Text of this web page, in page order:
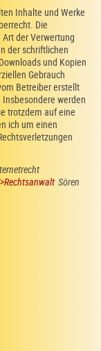
Inhalte und Werke
Die
der Verwertung
der schriftlichen
und Kopien
Gebrauch
Betreiber erstellt
werden
trotzdem auf eine
ich um einen
Sören